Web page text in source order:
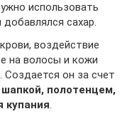
использовать
сахар.
воздействие
на волосы и кожи
он за счет
полотенцем,
купания